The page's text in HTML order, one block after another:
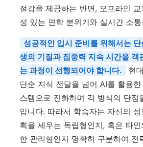
절감을 제공하는 반면, 오프라인
성 있는 면학 분위기와 실시간 소
성공적인 입시 준비를 위해서는
생의 기질과 집중력 지속 시간을 객
는 과정이 선행되어야 합니다.
현
단순 지식 전달을 넘어 AI를 활용
스템으로 진화하며 각 방식의 단점
입니다. 따라서 학습자는 자신의
획을 세우는 독립형인지, 혹은 타
한 관리형인지 명확히 구분하여 전